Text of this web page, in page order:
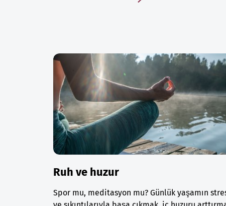
Ruh ve huzur
Spor mu, meditasyon mu? Günlük yaşamın